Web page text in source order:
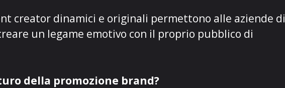
creator dinamici e originali permettono alle aziende di
un legame emotivo con il proprio pubblico di
della promozione brand?